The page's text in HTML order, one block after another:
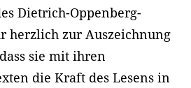
Dietrich-Oppenberg-
herzlich zur Auszeichnung
sie mit ihren
die Kraft des Lesens in